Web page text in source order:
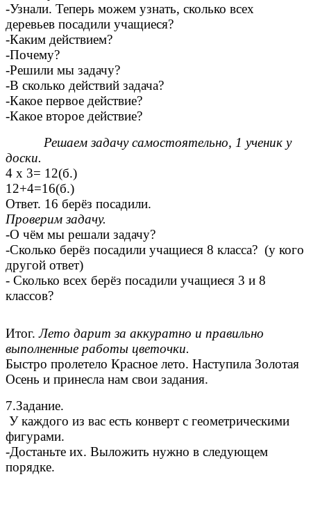
-Узнали. Теперь можем узнать, сколько всех
деревьев посадили учащиеся?
-Каким действием?
-Почему?
-Решили мы задачу?
-В сколько действий задача?
-Какое первое действие?
-Какое второе действие?
Решаем задачу самостоятельно, 1 ученик у
доски.
4 х 3= 12(б.)
12+4=16(б.)
Ответ. 16 берёз посадили.
Проверим задачу.
-О чём мы решали задачу?
-Сколько берёз посадили учащиеся 8 класса? (у кого
другой ответ)
- Сколько всех берёз посадили учащиеся 3 и 8
классов?
Итог.Лето дарит за аккуратно и правильно
выполненные работы цветочки.
Быстро пролетело Красное лето. Наступила Золотая
Осень и принесла нам свои задания.
7.Задание.
У каждого из вас есть конверт с геометрическими
фигурами.
-Достаньте их. Выложить нужно в следующем
порядке.